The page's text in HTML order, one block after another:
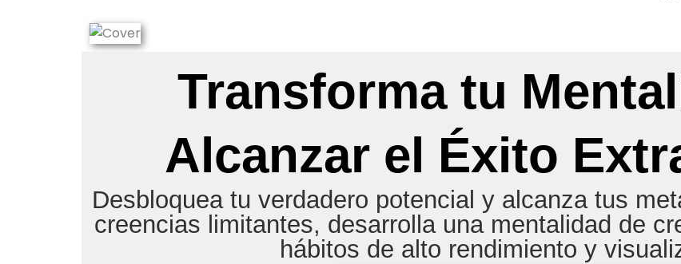
Transforma tu
Alcanzar el Éxito
Desbloquea tu verdadero potencial y alcanza tus
creencias limitantes, desarrolla una mentalidad de
hábitos de alto rendimiento y